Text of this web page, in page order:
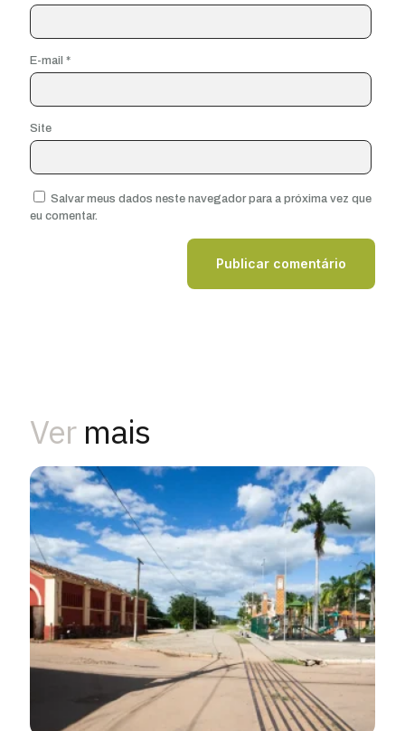
E-mail *
Site
Salvar meus dados neste navegador para a próxima vez que
eu comentar.
Ver mais